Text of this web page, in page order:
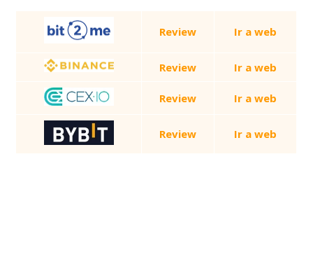
Review Ir a web
Review Ir a web
Review Ir a web
Review Ir a web